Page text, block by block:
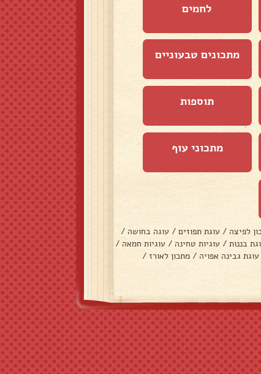
לחמים
מתכונים טבעוניים
תוספות
מתכוני עוף
לפיצה / עוגת תפוזים / עוגה בחושה /
בננות / עוגיות טחינה / עוגיות חמאה /
עוגת גבינה אפויה / מתכון לאורז /